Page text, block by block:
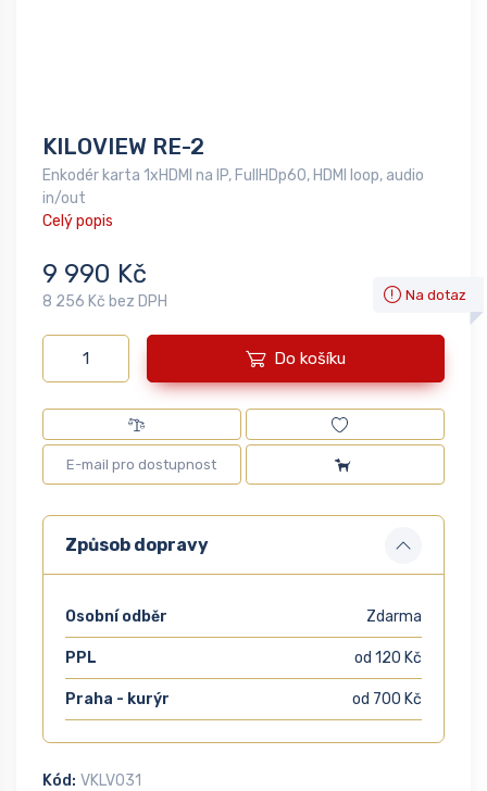
KILOVIEW RE-2
Enkodér karta 1xHDMI na IP, FullHDp60, HDMI loop, audio
in/out
Celý popis
9 990 Kč
8 256 Kč bez DPH Na dotaz
Do košíku
Způsob dopravy
Osobní odběr Zdarma
PPL od 120 Kč
Praha - kurýr od 700 Kč
Kód: VKLV031